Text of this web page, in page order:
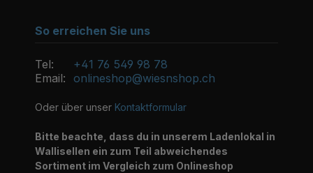
So erreichen Sie uns
Tel:
+41 76 549 98 78
Email: onlineshop@wiesnshop.ch
Oder über unser Kontaktformular
Bitte beachte, dass du in unserem Ladenlokal in
Wallisellen ein zum Teil abweichendes
Sortiment im Vergleich zum Onlineshop